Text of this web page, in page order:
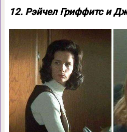
12. Рэйчел Гриффитс и